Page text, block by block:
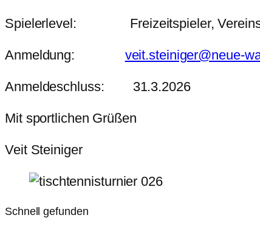
Spielerlevel: Freizeitspieler,
Anmeldung: veit.steiniger@neue-
Anmeldeschluss: 31.3.2026
Mit sportlichen Grüßen
Veit Steiniger
Schnell gefunden